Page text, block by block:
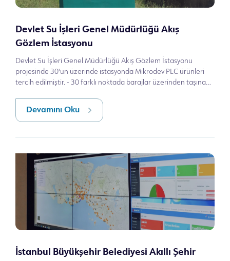
Devlet Su İşleri Genel Müdürlüğü Akış
Gözlem İstasyonu
Devlet Su İşleri Genel Müdürlüğü Akış Gözlem İstasyonu
projesinde 30'un üzerinde istasyonda Mikrodev PLC ürünleri
tercih edilmiştir. - 30 farklı noktada barajlar üzerinden taşınan
Devamını Oku
İstanbul Büyükşehir Belediyesi Akıllı Şehir